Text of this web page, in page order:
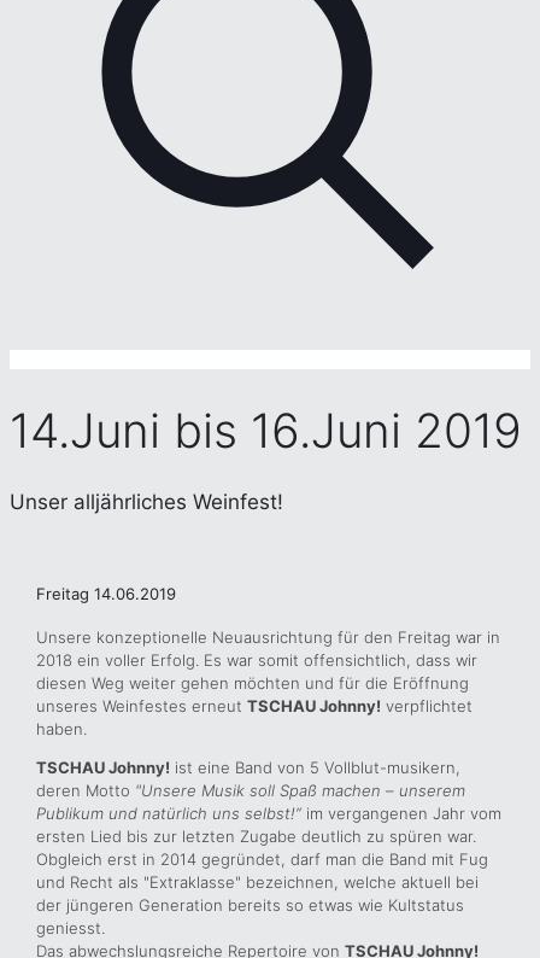
14.Juni bis 16.Juni 2019
Unser alljährliches Weinfest!
Freitag 14.06.2019
Unsere konzeptionelle Neuausrichtung für den Freitag war in
2018 ein voller Erfolg. Es war somit offensichtlich, dass wir
diesen Weg weiter gehen möchten und für die Eröffnung
unseres Weinfestes erneut TSCHAU Johnny! verpflichtet
haben.
TSCHAU Johnny! ist eine Band von 5 Vollblut-musikern,
deren Motto "Unsere Musik soll Spaß machen – unserem
Publikum und natürlich uns selbst!“im vergangenen Jahr vom
ersten Lied bis zur letzten Zugabe deutlich zu spüren war.
Obgleich erst in 2014 gegründet, darf man die Band mit Fug
und Recht als "Extraklasse" bezeichnen, welche aktuell bei
der jüngeren Generation bereits so etwas wie Kultstatus
geniesst.
Das abwechslungsreiche Repertoire von TSCHAU Johnny!